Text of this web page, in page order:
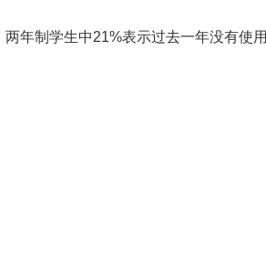
年制学生中21%表示过去一年没有使用